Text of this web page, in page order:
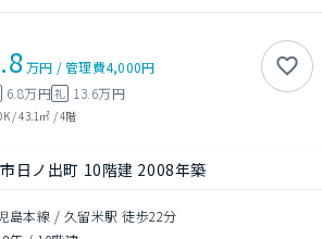
万円 /管理費4,000円
6.8万円礼 13.6万円
/43.1㎡ /4階
日ノ出町 10階建 2008年築
島本線 / 久留米駅 徒歩22分